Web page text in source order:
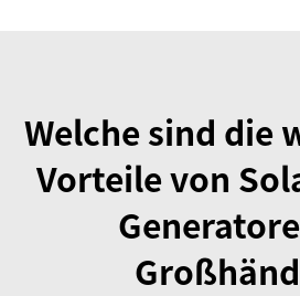
Welche sind die
Vorteile von